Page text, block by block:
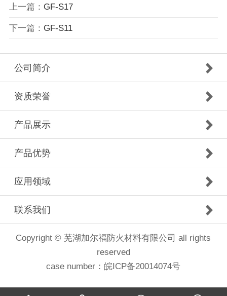
上一篇： GF-S17
下一篇： GF-S11
公司简介
资质荣誉
产品展示
产品优势
应用领域
联系我们
Copyright © 芜湖加尔福防火材料有限公司 all rights
reserved
case number：皖ICP备20014074号